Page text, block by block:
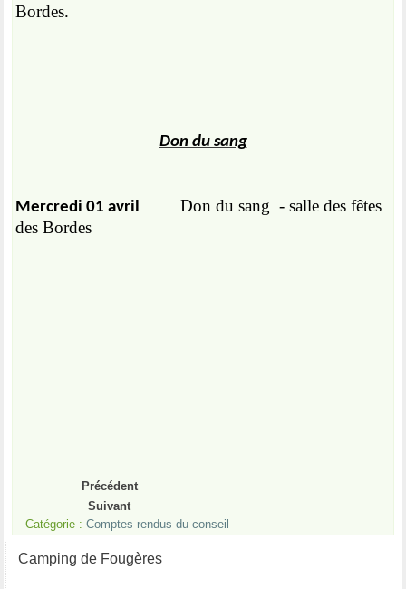
Bordes.
Don du sang
Mercredi 01 avril Don du sang - salle des fêtes
des Bordes
Précédent
Suivant
Catégorie :Comptes rendus du conseil
Camping de Fougères